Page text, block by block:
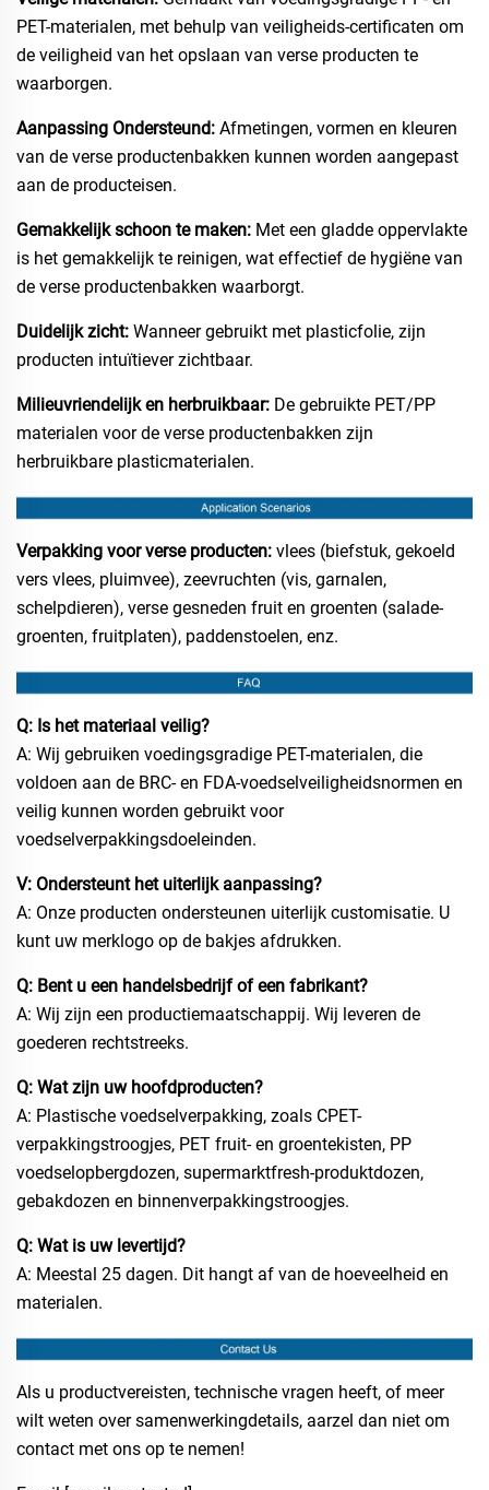
PET-materialen, met behulp van veiligheids-certificaten om
de veiligheid van het opslaan van verse producten te
waarborgen.
Aanpassing Ondersteund: Afmetingen, vormen en kleuren
van de verse productenbakken kunnen worden aangepast
aan de producteisen.
Gemakkelijk schoon te maken: Met een gladde oppervlakte
is het gemakkelijk te reinigen, wat effectief de hygiëne van
de verse productenbakken waarborgt.
Duidelijk zicht: Wanneer gebruikt met plasticfolie, zijn
producten intuïtiever zichtbaar.
Milieuvriendelijk en herbruikbaar: De gebruikte PET/PP
materialen voor de verse productenbakken zijn
herbruikbare plasticmaterialen.
Verpakking voor verse producten: vlees (biefstuk, gekoeld
vers vlees, pluimvee), zeevruchten (vis, garnalen,
schelpdieren), verse gesneden fruit en groenten (salade-
groenten, fruitplaten), paddenstoelen, enz.
Q: Is het materiaal veilig?
A: Wij gebruiken voedingsgradige PET-materialen, die
voldoen aan de BRC- en FDA-voedselveiligheidsnormen en
veilig kunnen worden gebruikt voor
voedselverpakkingsdoeleinden.
V: Ondersteunt het uiterlijk aanpassing?
A: Onze producten ondersteunen uiterlijk customisatie. U
kunt uw merklogo op de bakjes afdrukken.
Q: Bent u een handelsbedrijf of een fabrikant?
A: Wij zijn een productiemaatschappij. Wij leveren de
goederen rechtstreeks.
Q: Wat zijn uw hoofdproducten?
A: Plastische voedselverpakking, zoals CPET-
verpakkingstroogjes, PET fruit- en groentekisten, PP
voedselopbergdozen, supermarktfresh-produktdozen,
gebakdozen en binnenverpakkingstroogjes.
Q: Wat is uw levertijd?
A: Meestal 25 dagen. Dit hangt af van de hoeveelheid en
materialen.
Als u productvereisten, technische vragen heeft, of meer
wilt weten over samenwerkingdetails, aarzel dan niet om
contact met ons op te nemen!